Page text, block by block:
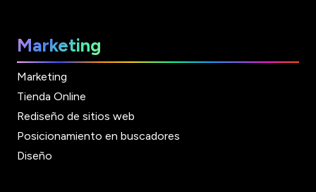
Marketing
Marketing
Tienda Online
Rediseño de sitios web
Posicionamiento en buscadores
Diseño